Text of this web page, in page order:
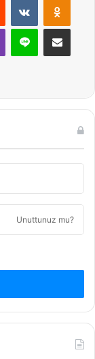
Viber Line E-Posta ile
Unuttunuz mu?